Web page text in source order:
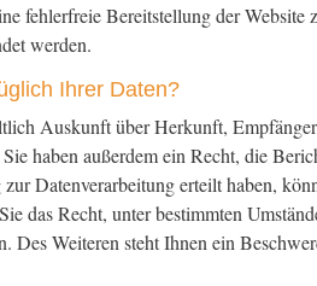
fehlerfreie Bereitstellung der
werden.
Ihrer Daten?
Auskunft über Herkunft,
haben außerdem ein Recht, die
Datenverarbeitung erteilt haben,
das Recht, unter bestimmten
Des Weiteren steht Ihnen ein